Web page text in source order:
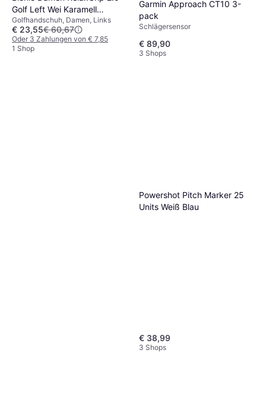
Golf Left Wei Karamell
Handflche Medium
Golfhandschuh, Damen, Links
€ 23,55€ 60,67
Oder 3 Zahlungen von € 7,85
1 Shop
Garmin Approach CT10 3-
pack
Schlägersensor
€ 89,90
3 Shops
Powershot Pitch Marker 25
Units Weiß Blau
€ 38,99
3 Shops